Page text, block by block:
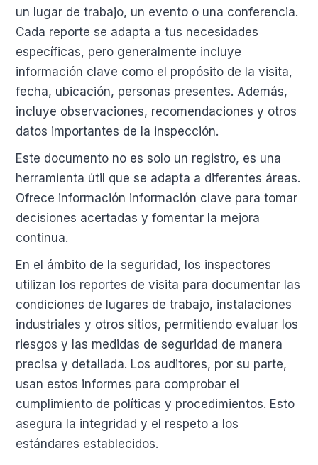
un lugar de trabajo, un evento o una conferencia.
Cada reporte se adapta a tus necesidades
específicas, pero generalmente incluye
información clave como el propósito de la visita,
fecha, ubicación, personas presentes. Además,
incluye observaciones, recomendaciones y otros
datos importantes de la inspección.
Este documento no es solo un registro, es una
herramienta útil que se adapta a diferentes áreas.
Ofrece información información clave para tomar
decisiones acertadas y fomentar la mejora
continua.
En el ámbito de la seguridad, los inspectores
utilizan los reportes de visita para documentar las
condiciones de lugares de trabajo, instalaciones
industriales y otros sitios, permitiendo evaluar los
riesgos y las medidas de seguridad de manera
precisa y detallada. Los auditores, por su parte,
usan estos informes para comprobar el
cumplimiento de políticas y procedimientos. Esto
asegura la integridad y el respeto a los
estándares establecidos.